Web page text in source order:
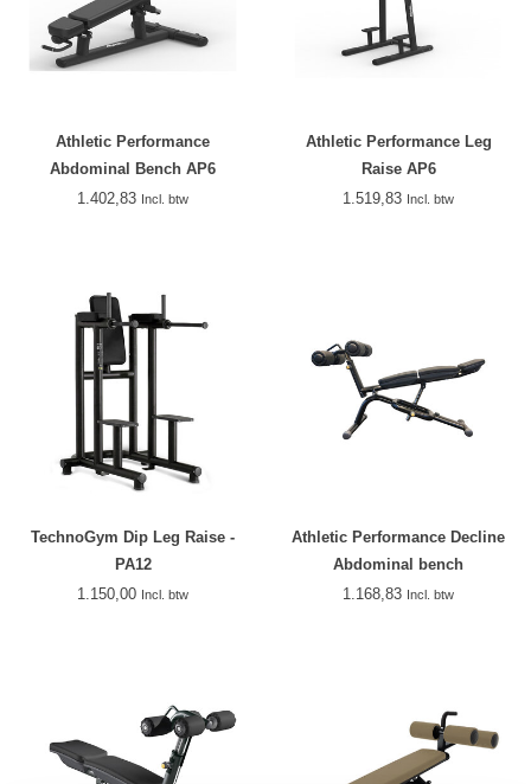
Athletic Performance
Abdominal Bench AP6
1.402,83 Incl. btw
Athletic Performance Leg
Raise AP6
1.519,83 Incl. btw
TechnoGym Dip Leg Raise -
PA12
1.150,00 Incl. btw
Athletic Performance Decline
Abdominal bench
1.168,83 Incl. btw